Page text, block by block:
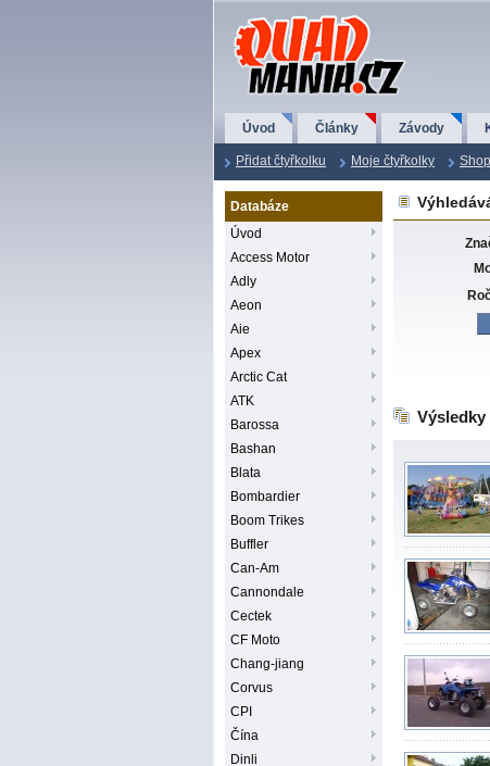
QuadMania.cz
Úvod Články Závody
Přidat čtyřkolku Moje čtyřkolky
Databáze
Úvod
Access Motor
Adly
Aeon
Aie
Apex
Arctic Cat
ATK
Barossa
Bashan
Blata
Bombardier
Boom Trikes
Buffler
Can-Am
Cannondale
Cectek
CF Moto
Chang-jiang
Corvus
CPI
Čína
Dinli
Výsledky